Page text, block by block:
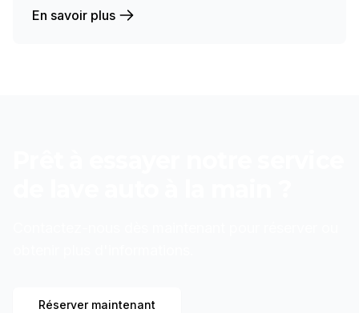
En savoir plus
Réserver maintenant